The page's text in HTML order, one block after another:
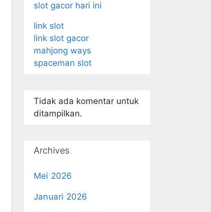
slot gacor hari ini
link slot
link slot gacor
mahjong ways
spaceman slot
Tidak ada komentar untuk
ditampilkan.
Archives
Mei 2026
Januari 2026